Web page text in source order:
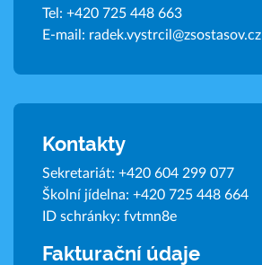
Tel: +420 725 448 663
E-mail: radek.vystrcil@zsostasov.cz
Kontakty
Sekretariát: +420 604 299 077
Školní jídelna: +420 725 448 664
ID schránky: fvtmn8e
Fakturační údaje